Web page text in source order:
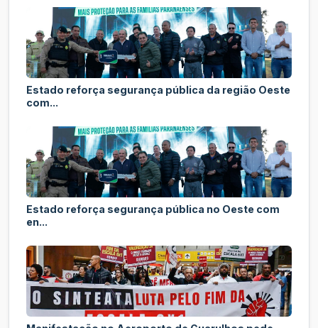
Estado reforça segurança pública da região Oeste
com...
Estado reforça segurança pública no Oeste com
en...